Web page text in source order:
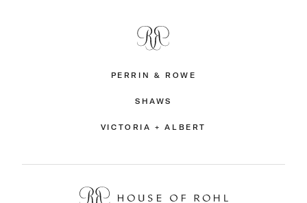
PERRIN & ROWE
SHAWS
VICTORIA + ALBERT